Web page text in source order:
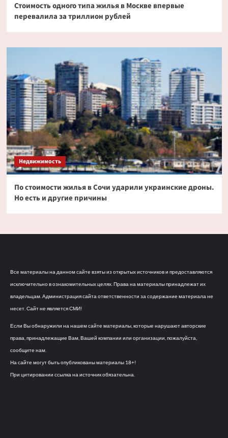
Стоимость одного типа жилья в Москве впервые
перевалила за триллион рублей
Недвижимость
По стоимости жилья в Сочи ударили украинские дроны.
Но есть и другие причины
Все материалы на данном сайте взяты из открытых источников и предоставляются
исключительно в ознакомительных целях. Права на материалы принадлежат их
владельцам. Администрация сайта ответственности за содержание материала не
несет. Сайт не является СМИ!
Если Вы обнаружили на нашем сайте материалы, которые нарушают авторские
права, принадлежащие Вам, Вашей компании или организации, пожалуйста,
сообщите нам.
На сайте могут быть опубликованы материалы 18+!
При цитировании ссылка на источник обязательна.